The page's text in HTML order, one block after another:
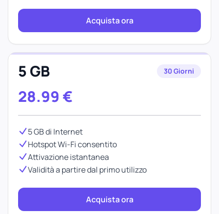
Acquista ora
5 GB 30 Giorni
28.99 €
5 GB di Internet
Hotspot Wi-Fi consentito
Attivazione istantanea
Validità a partire dal primo utilizzo
Acquista ora